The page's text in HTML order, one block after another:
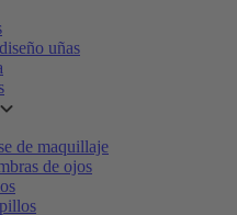
uñas
de maquillaje
de ojos